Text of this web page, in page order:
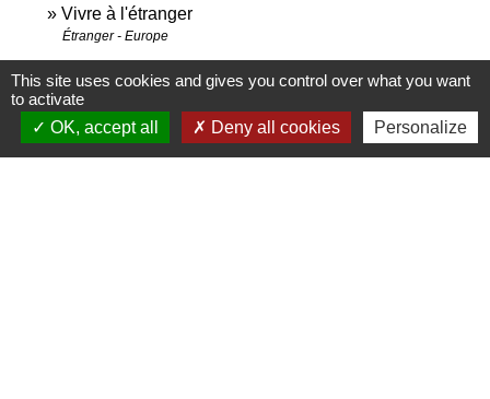
Vivre à l'étranger
Étranger - Europe
Social - Santé
Signaler une erreur sur cette page
This site uses cookies and gives you control over what you want
to activate
OK, accept all
Deny all cookies Personalize